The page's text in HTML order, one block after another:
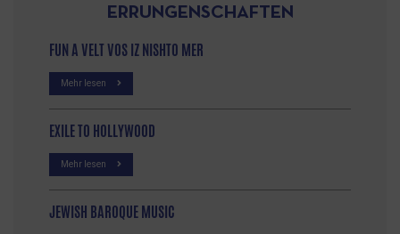
ERRUNGENSCHAFTEN
FUN A VELT VOS IZ NISHTO MER
Mehr lesen
EXILE TO HOLLYWOOD
Mehr lesen
JEWISH BAROQUE MUSIC